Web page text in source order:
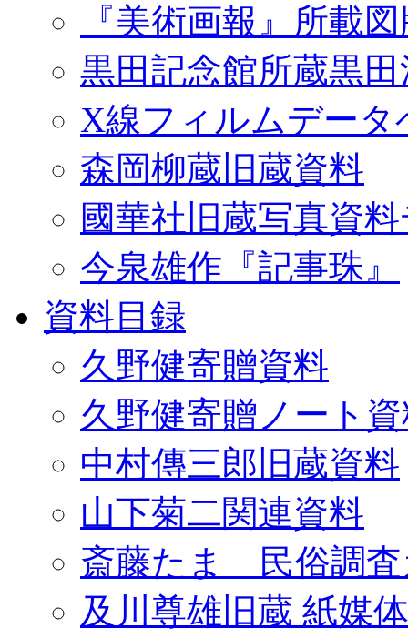
『美術画報』所載
黒田記念館所蔵黒
X線フィルムデータ
森岡柳蔵旧蔵資料
國華社旧蔵写真資
今泉雄作『記事珠』
資料目録
久野健寄贈資料
久野健寄贈ノート
中村傳三郎旧蔵資料
山下菊二関連資料
斎藤たま 民俗調査
及川尊雄旧蔵 紙媒